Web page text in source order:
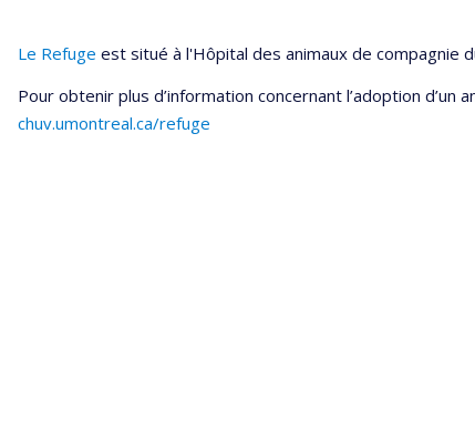
Le Refuge est situé à l'Hôpital des animaux de compagnie
Pour obtenir plus d’information concernant l’adoption
chuv.umontreal.ca/refuge